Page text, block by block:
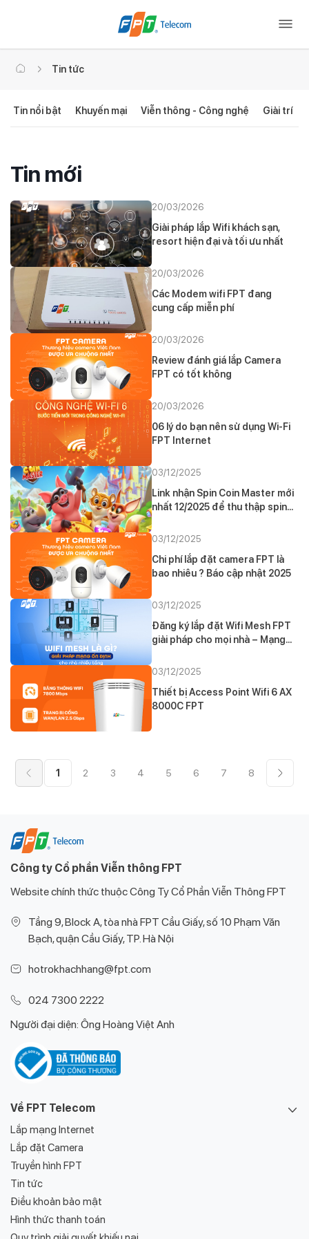
Tin tức
Tin nổi bật Khuyến mại Viễn thông - Công nghệ Giải trí
Tin mới
20/03/2026
Giải pháp lắp Wifi khách sạn,
resort hiện đại và tối ưu nhất
20/03/2026
Các Modem wifi FPT đang
cung cấp miễn phí
20/03/2026
Review đánh giá lắp Camera
FPT có tốt không
20/03/2026
06 lý do bạn nên sử dụng Wi-Fi
FPT Internet
03/12/2025
Link nhận Spin Coin Master mới
nhất 12/2025 để thu thập spin
và coin miễn phí
03/12/2025
Chi phí lắp đặt camera FPT là
bao nhiêu ? Báo cập nhật 2025
03/12/2025
Đăng ký lắp đặt Wifi Mesh FPT
giải pháp cho mọi nhà – Mạng
03/12/2025
Thiết bị Access Point Wifi 6 AX
8000C FPT
1 2 3 4 5 6 7 8
Công ty Cổ phần Viễn thông FPT
Website chính thức thuộc Công Ty Cổ Phần Viễn Thông FPT
Tầng 9, Block A, tòa nhà FPT Cầu Giấy, số 10 Phạm Văn
Bạch, quận Cầu Giấy, TP. Hà Nội
hotrokhachhang@fpt.com
024 7300 2222
Người đại diện: Ông Hoàng Việt Anh
Về FPT Telecom
Lắp mạng Internet
Lắp đặt Camera
Truyền hình FPT
Tin tức
Điều khoản bảo mật
Hình thức thanh toán